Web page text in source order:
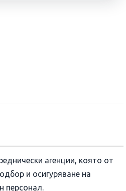
агенции, която от
и осигуряване на
персонал.